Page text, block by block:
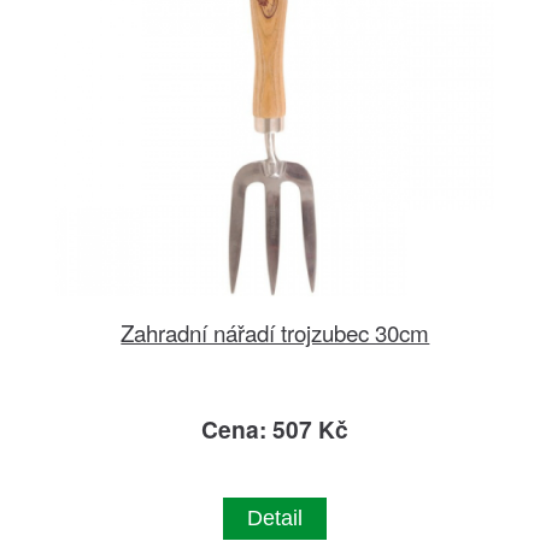
Zahradní nářadí trojzubec 30cm
Cena: 507 Kč
Detail